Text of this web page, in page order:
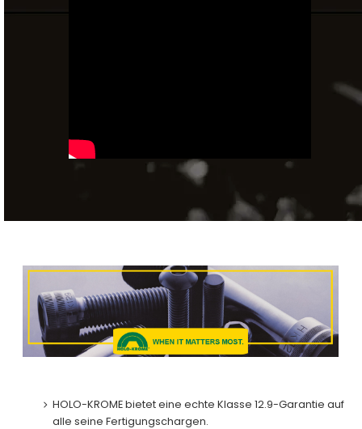
HOLO-KROME bietet eine echte Klasse 12.9-Garantie auf
alle seine Fertigungschargen.